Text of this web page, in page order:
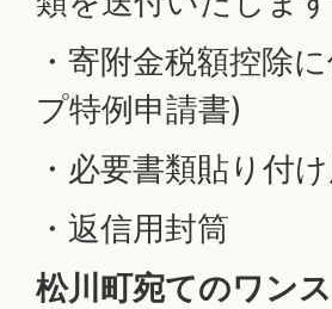
・寄附金税額控除
プ特例申請書)
・必要書類貼り付
・返信用封筒
松川町宛てのワン